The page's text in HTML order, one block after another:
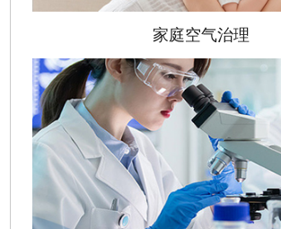
家庭空气治理